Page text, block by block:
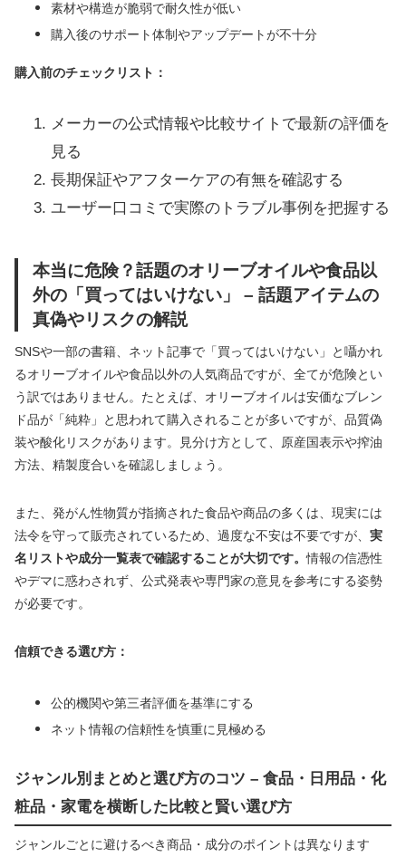
素材や構造が脆弱で耐久性が低い
購入後のサポート体制やアップデートが不十分
購入前のチェックリスト：
メーカーの公式情報や比較サイトで最新の評価を
見る
長期保証やアフターケアの有無を確認する
ユーザー口コミで実際のトラブル事例を把握する
本当に危険？話題のオリーブオイルや食品以
外の「買ってはいけない」 – 話題アイテムの
真偽やリスクの解説
SNSや一部の書籍、ネット記事で「買ってはいけない」と囁かれ
るオリーブオイルや食品以外の人気商品ですが、全てが危険とい
う訳ではありません。たとえば、オリーブオイルは安価なブレン
ド品が「純粋」と思われて購入されることが多いですが、品質偽
装や酸化リスクがあります。見分け方として、原産国表示や搾油
方法、精製度合いを確認しましょう。
また、発がん性物質が指摘された食品や商品の多くは、現実には
法令を守って販売されているため、過度な不安は不要ですが、 実
名リストや成分一覧表で確認することが大切です。情報の信憑性
やデマに惑わされず、公式発表や専門家の意見を参考にする姿勢
が必要です。
信頼できる選び方：
公的機関や第三者評価を基準にする
ネット情報の信頼性を慎重に見極める
ジャンル別まとめと選び方のコツ – 食品・日用品・化
粧品・家電を横断した比較と賢い選び方
ジャンルごとに避けるべき商品・成分のポイントは異なります